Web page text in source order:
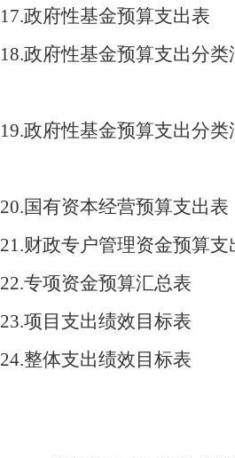
17.政府性基金预算支出表
18.政府性基金预算支出分
19.政府性基金预算支出分
20.国有资本经营预算支出表
21.财政专户管理资金预算支
22.专项资金预算汇总表
23.项目支出绩效目标表
24.整体支出绩效目标表